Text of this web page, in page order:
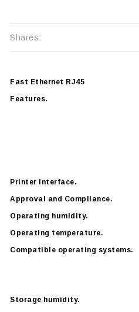
Shares:
Fast Ethernet RJ45
Features.
Printer Interface.
Approval and Compliance.
Operating humidity.
Operating temperature.
Compatible operating systems.
Storage humidity.